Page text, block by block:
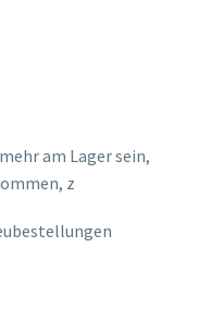
am Lager sein,
z